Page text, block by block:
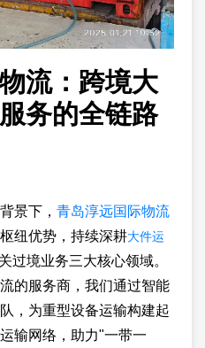
流：跨境大
务的全链路
景下， 青岛淳远国际物流
纽优势，持续深耕大件运
过境业务三大核心领域。
的服务商，我们通过智能
，为重型设备运输构建起
输网络，助力"一带一